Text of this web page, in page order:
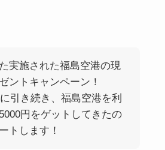
実施された福島空港の現
ントキャンペーン！
引き続き、福島空港を利
円をゲットしてきたの
トします！